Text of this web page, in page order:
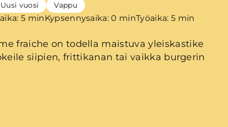
Uusi vuosi
Vappu
5 minKypsennysaika: 0 minTyöaika: 5 min
fraiche on todella maistuva yleiskastike
siipien, frittikanan tai vaikka burgerin